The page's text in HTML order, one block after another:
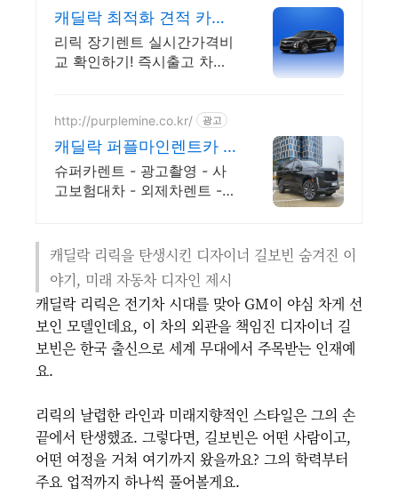
캐딜락 최적화 견적 카베
이 캐딜락 특가차량 무료
견적
리릭 장기렌트 실시간가격비
교 확인하기! 즉시출고 차량
가 프로모션 차량 빠른출고
선점하세요.
http://purplemine.co.kr/ 광고
캐딜락 퍼플마인렌트카 #
슈퍼카 협찬문의 #방송렌
트
슈퍼카렌트 - 광고촬영 - 사
고보험대차 - 외제차렌트 -
캐딜락 리릭을 탄생시킨 디자이너 길보빈 숨겨진 이
야기, 미래 자동차 디자인 제시
캐딜락 리릭은 전기차 시대를 맞아 GM이 야심 차게 선
보인 모델인데요, 이 차의 외관을 책임진 디자이너 길
보빈은 한국 출신으로 세계 무대에서 주목받는 인재예
요.
리릭의 날렵한 라인과 미래지향적인 스타일은 그의 손
끝에서 탄생했죠. 그렇다면, 길보빈은 어떤 사람이고,
어떤 여정을 거쳐 여기까지 왔을까요? 그의 학력부터
주요 업적까지 하나씩 풀어볼게요.